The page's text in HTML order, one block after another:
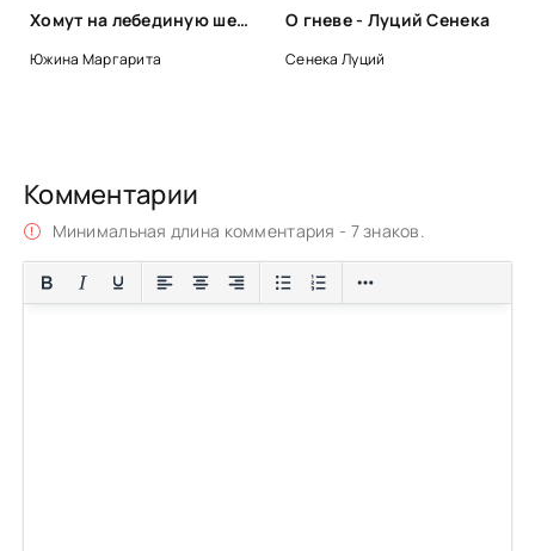
Хомут на лебединую шею - Маргарита Южина
Южина Маргарита
О гневе - Луций Сенека
Сенека Луций
Комментарии
Минимальная длина комментария - 7 знаков.